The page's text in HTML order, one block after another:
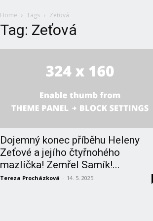
Home Tags Zeťová
Tag: Zeťová
Dojemný konec příběhu Heleny
Zeťové a jejího čtyřnohého
mazlíčka! Zemřel Samík!...
Tereza Procházková - 14. 5. 2025